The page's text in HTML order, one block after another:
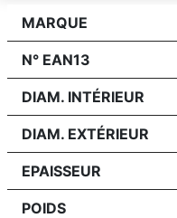
MARQUE
N° EAN13
DIAM. INTÉRIEUR
DIAM. EXTÉRIEUR
EPAISSEUR
POIDS